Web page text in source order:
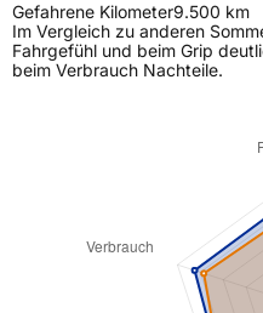
Gefahrene Kilometer9.500 km
Im Vergleich zu anderen
Fahrgefühl und beim Grip
beim Verbrauch Nachteile.